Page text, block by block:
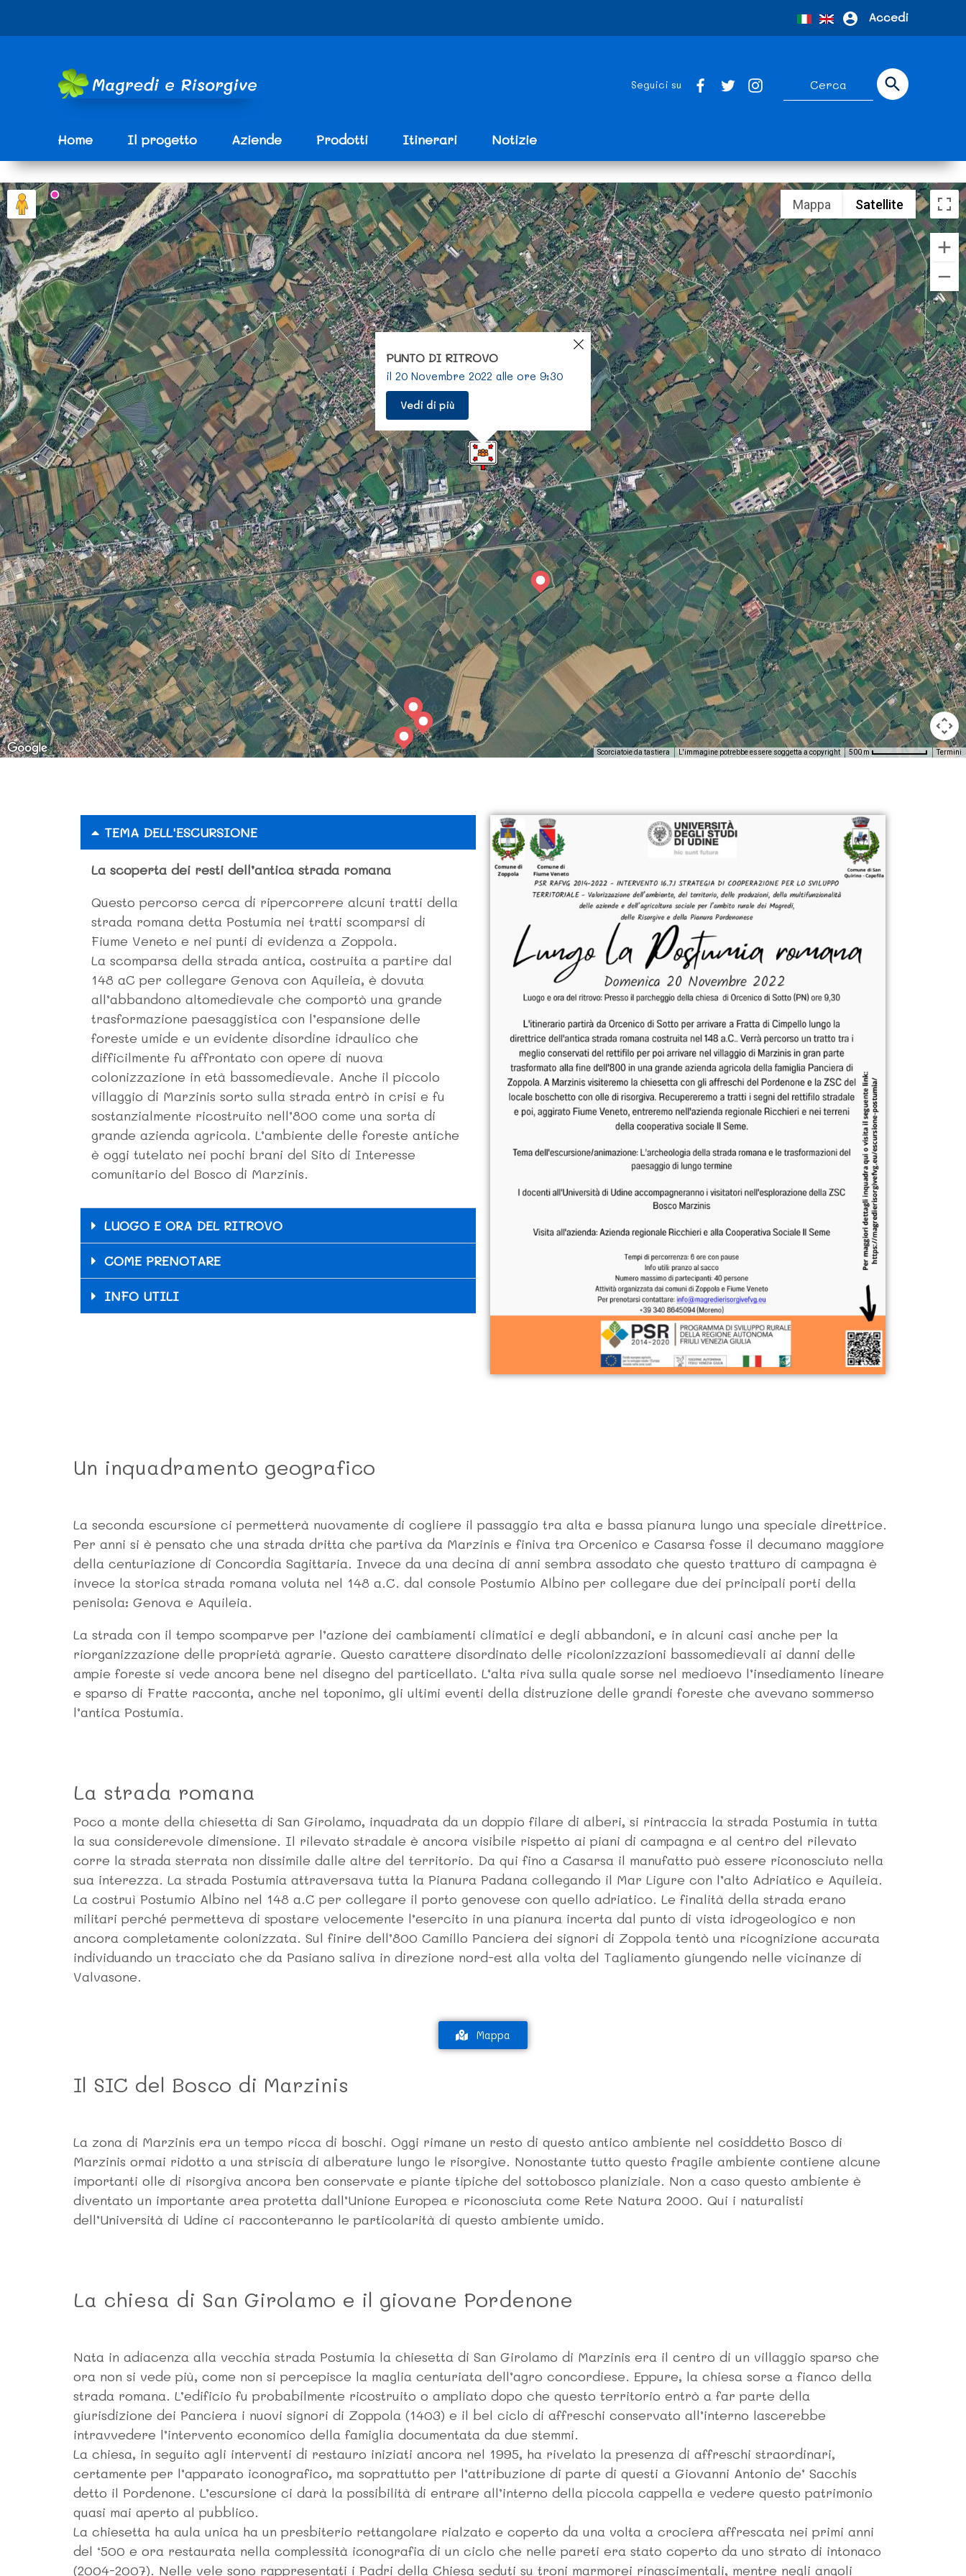
Accedi
Seguici su
Home Il progetto Aziende Prodotti Itinerari Notizie
PUNTO DI RITROVO
il 20 Novembre 2022 alle ore 9:30
Vedi di più
Mappa Satellite
Scorciatoie da tastiera L'immagine potrebbe essere soggetta a copyright 500 m Termini
TEMA DELL'ESCURSIONE
La scoperta dei resti dell’antica strada romana
Questo percorso cerca di ripercorrere alcuni tratti della
strada romana detta Postumia nei tratti scomparsi di
Fiume Veneto e nei punti di evidenza a Zoppola.
La scomparsa della strada antica, costruita a partire dal
148 aC per collegare Genova con Aquileia, è dovuta
all’abbandono altomedievale che comportò una grande
trasformazione paesaggistica con l’espansione delle
foreste umide e un evidente disordine idraulico che
difficilmente fu affrontato con opere di nuova
colonizzazione in età bassomedievale. Anche il piccolo
villaggio di Marzinis sorto sulla strada entrò in crisi e fu
sostanzialmente ricostruito nell’800 come una sorta di
grande azienda agricola. L’ambiente delle foreste antiche
è oggi tutelato nei pochi brani del Sito di Interesse
comunitario del Bosco di Marzinis.
LUOGO E ORA DEL RITROVO
COME PRENOTARE
INFO UTILI
Un inquadramento geografico
La seconda escursione ci permetterà nuovamente di cogliere il passaggio tra alta e bassa pianura lungo una speciale direttrice.
Per anni si è pensato che una strada dritta che partiva da Marzinis e finiva tra Orcenico e Casarsa fosse il decumano maggiore
della centuriazione di Concordia Sagittaria. Invece da una decina di anni sembra assodato che questo tratturo di campagna è
invece la storica strada romana voluta nel 148 a.C. dal console Postumio Albino per collegare due dei principali porti della
penisola: Genova e Aquileia.
La strada con il tempo scomparve per l’azione dei cambiamenti climatici e degli abbandoni, e in alcuni casi anche per la
riorganizzazione delle proprietà agrarie. Questo carattere disordinato delle ricolonizzazioni bassomedievali ai danni delle
ampie foreste si vede ancora bene nel disegno del particellato. L’alta riva sulla quale sorse nel medioevo l’insediamento lineare
e sparso di Fratte racconta, anche nel toponimo, gli ultimi eventi della distruzione delle grandi foreste che avevano sommerso
l’antica Postumia.
La strada romana
Poco a monte della chiesetta di San Girolamo, inquadrata da un doppio filare di alberi, si rintraccia la strada Postumia in tutta
la sua considerevole dimensione. Il rilevato stradale è ancora visibile rispetto ai piani di campagna e al centro del rilevato
corre la strada sterrata non dissimile dalle altre del territorio. Da qui fino a Casarsa il manufatto può essere riconosciuto nella
sua interezza. La strada Postumia attraversava tutta la Pianura Padana collegando il Mar Ligure con l’alto Adriatico e Aquileia.
La costruì Postumio Albino nel 148 a.C per collegare il porto genovese con quello adriatico. Le finalità della strada erano
militari perché permetteva di spostare velocemente l’esercito in una pianura incerta dal punto di vista idrogeologico e non
ancora completamente colonizzata. Sul finire dell’800 Camillo Panciera dei signori di Zoppola tentò una ricognizione accurata
individuando un tracciato che da Pasiano saliva in direzione nord-est alla volta del Tagliamento giungendo nelle vicinanze di
Valvasone.
Mappa
Il SIC del Bosco di Marzinis
La zona di Marzinis era un tempo ricca di boschi. Oggi rimane un resto di questo antico ambiente nel cosiddetto Bosco di
Marzinis ormai ridotto a una striscia di alberature lungo le risorgive. Nonostante tutto questo fragile ambiente contiene alcune
importanti olle di risorgiva ancora ben conservate e piante tipiche del sottobosco planiziale. Non a caso questo ambiente è
diventato un importante area protetta dall’Unione Europea e riconosciuta come Rete Natura 2000. Qui i naturalisti
dell’Università di Udine ci racconteranno le particolarità di questo ambiente umido.
La chiesa di San Girolamo e il giovane Pordenone
Nata in adiacenza alla vecchia strada Postumia la chiesetta di San Girolamo di Marzinis era il centro di un villaggio sparso che
ora non si vede più, come non si percepisce la maglia centuriata dell’agro concordiese. Eppure, la chiesa sorse a fianco della
strada romana. L’edificio fu probabilmente ricostruito o ampliato dopo che questo territorio entrò a far parte della
giurisdizione dei Panciera i nuovi signori di Zoppola (1403) e il bel ciclo di affreschi conservato all’interno lascerebbe
intravvedere l’intervento economico della famiglia documentata da due stemmi.
La chiesa, in seguito agli interventi di restauro iniziati ancora nel 1995, ha rivelato la presenza di affreschi straordinari,
certamente per l’apparato iconografico, ma soprattutto per l’attribuzione di parte di questi a Giovanni Antonio de’ Sacchis
detto il Pordenone. L’escursione ci darà la possibilità di entrare all’interno della piccola cappella e vedere questo patrimonio
quasi mai aperto al pubblico.
La chiesetta ha aula unica ha un presbiterio rettangolare rialzato e coperto da una volta a crociera affrescata nei primi anni
del ‘500 e ora restaurata nella complessità iconografia di un ciclo che nelle pareti era stato coperto da uno strato di intonaco
(2004-2007). Nelle vele sono rappresentati i Padri della Chiesa seduti su troni marmorei rinascimentali, mentre negli angoli